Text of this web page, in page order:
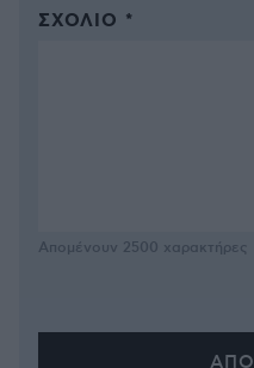
ΣΧΌΛΙΟ *
Απομένουν 2500 χαρακτήρες